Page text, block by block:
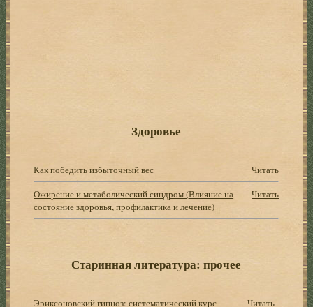
Здоровье
Как победить избыточный вес
Читать
Ожирение и метаболический синдром (Влияние на
состояние здоровья, профилактика и лечение)
Читать
Старинная литература: прочее
Эриксоновский гипноз: систематический курс Читать